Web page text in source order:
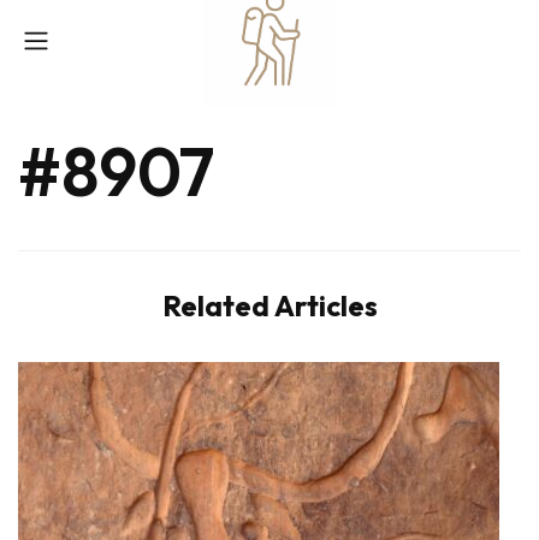
#8907
Related Articles